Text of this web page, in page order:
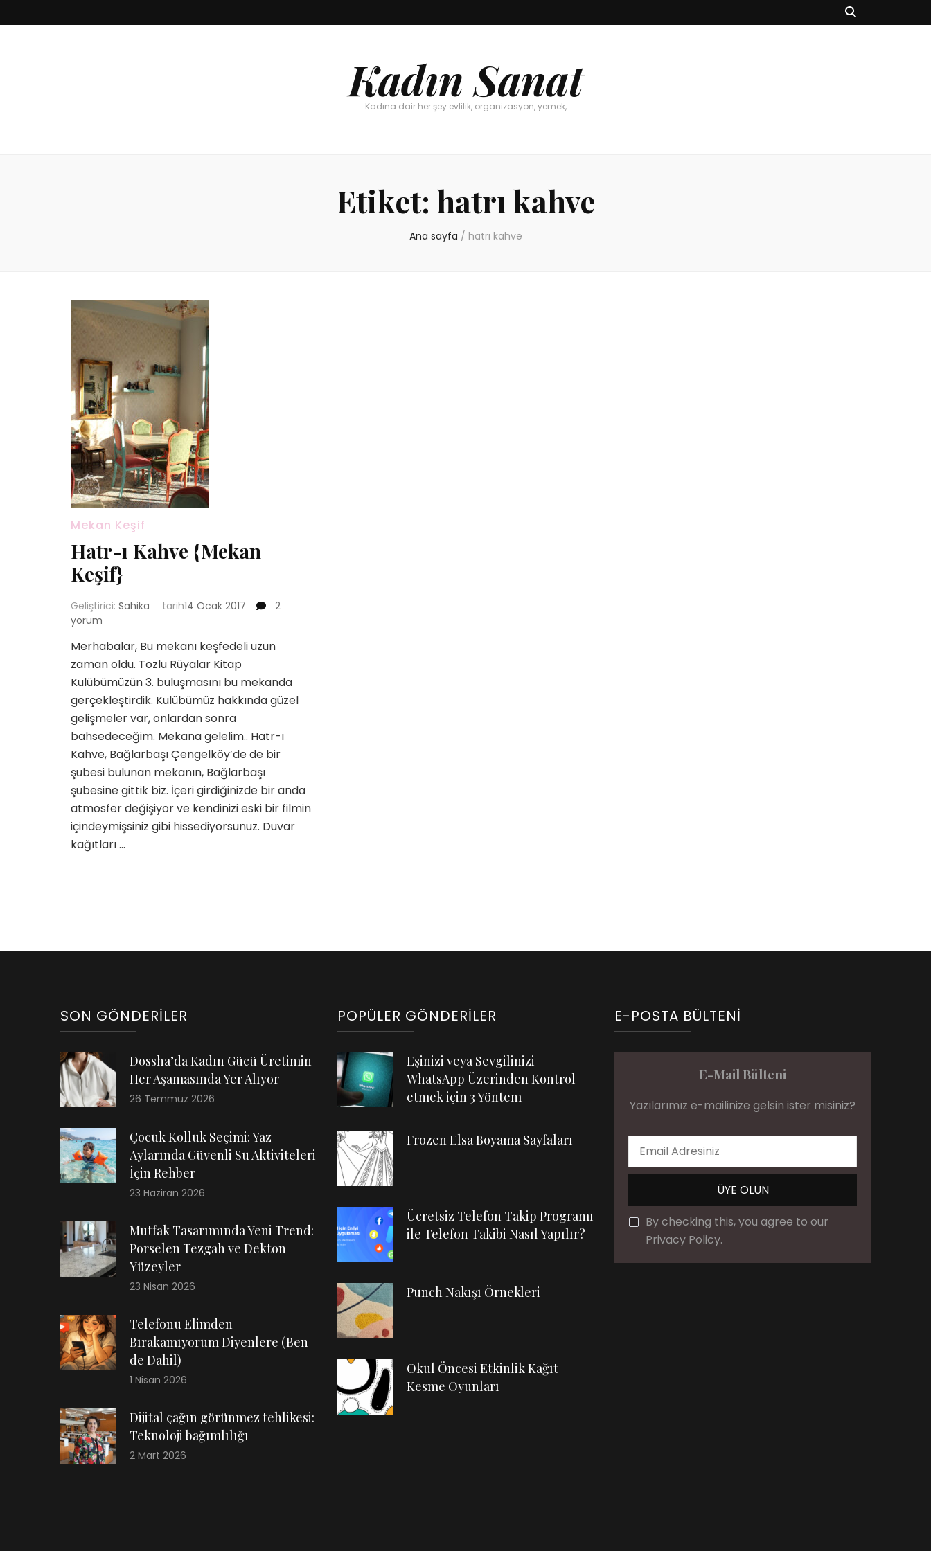
Kadın Sanat
Kadına dair her şey evlilik, organizasyon, yemek,
Etiket: hatrı kahve
Ana sayfa / hatrı kahve
Mekan Keşif
Hatr-ı Kahve {Mekan
Keşif}
Geliştirici: Sahika tarih14 Ocak 2017
Hatr-
{Mekan
için
2
yorum
Merhabalar, Bu mekanı keşfedeli uzun
zaman oldu. Tozlu Rüyalar Kitap
Kulübümüzün 3. buluşmasını bu mekanda
gerçekleştirdik. Kulübümüz hakkında güzel
gelişmeler var, onlardan sonra
bahsedeceğim. Mekana gelelim.. Hatr-ı
Kahve, Bağlarbaşı Çengelköy’de de bir
şubesi bulunan mekanın, Bağlarbaşı
şubesine gittik biz. İçeri girdiğinizde bir anda
atmosfer değişiyor ve kendinizi eski bir filmin
içindeymişsiniz gibi hissediyorsunuz. Duvar
kağıtları …
SON GÖNDERILER
Dossha’da Kadın Gücü Üretimin
Her Aşamasında Yer Alıyor
26 Temmuz 2026
Çocuk Kolluk Seçimi: Yaz
Aylarında Güvenli Su Aktiviteleri
İçin Rehber
23 Haziran 2026
Mutfak Tasarımında Yeni Trend:
Porselen Tezgah ve Dekton
Yüzeyler
23 Nisan 2026
Telefonu Elimden
Bırakamıyorum Diyenlere (Ben
de Dahil)
1 Nisan 2026
Dijital çağın görünmez tehlikesi:
Teknoloji bağımlılığı
2 Mart 2026
POPÜLER GÖNDERILER
Eşinizi veya Sevgilinizi
WhatsApp Üzerinden Kontrol
etmek için 3 Yöntem
Frozen Elsa Boyama Sayfaları
Ücretsiz Telefon Takip Programı
ile Telefon Takibi Nasıl Yapılır?
Punch Nakışı Örnekleri
Okul Öncesi Etkinlik Kağıt
Kesme Oyunları
E-POSTA BÜLTENI
E-Mail Bülteni
Yazılarımız e-mailinize gelsin ister misiniz?
By checking this, you agree to our
Privacy Policy.